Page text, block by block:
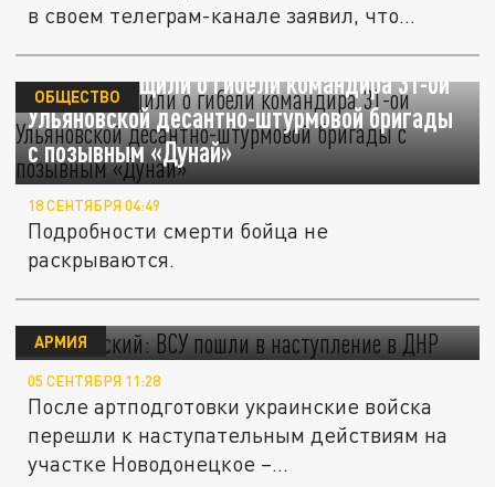
в своем телеграм-канале заявил, что...
В ДНР сообщили о гибели командира 31-ой
Ульяновской десантно-штурмовой бригады
с позывным «Дунай»
ОБЩЕСТВО
18 СЕНТЯБРЯ 04:49
Подробности смерти бойца не
раскрываются.
Ходаковский: ВСУ пошли в наступление в
ДНР
АРМИЯ
05 СЕНТЯБРЯ 11:28
После артподготовки украинские войска
перешли к наступательным действиям на
участке Новодонецкое –...